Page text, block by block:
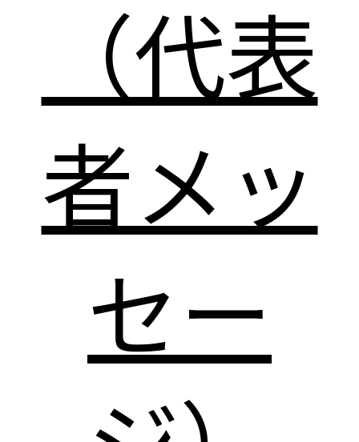
（代表
者メッ
セー